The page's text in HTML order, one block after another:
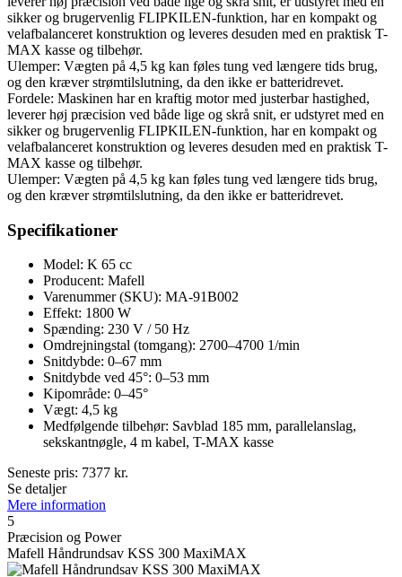
sikker og brugervenlig FLIPKILEN-funktion, har en kompakt og
velafbalanceret konstruktion og leveres desuden med en praktisk T-
MAX kasse og tilbehør.
Ulemper: Vægten på 4,5 kg kan føles tung ved længere tids brug,
og den kræver strømtilslutning, da den ikke er batteridrevet.
Fordele: Maskinen har en kraftig motor med justerbar hastighed,
leverer høj præcision ved både lige og skrå snit, er udstyret med en
sikker og brugervenlig FLIPKILEN-funktion, har en kompakt og
velafbalanceret konstruktion og leveres desuden med en praktisk T-
MAX kasse og tilbehør.
Ulemper: Vægten på 4,5 kg kan føles tung ved længere tids brug,
og den kræver strømtilslutning, da den ikke er batteridrevet.
Specifikationer
Model: K 65 cc
Producent: Mafell
Varenummer (SKU): MA-91B002
Effekt: 1800 W
Spænding: 230 V / 50 Hz
Omdrejningstal (tomgang): 2700–4700 1/min
Snitdybde: 0–67 mm
Snitdybde ved 45°: 0–53 mm
Kipområde: 0–45°
Vægt: 4,5 kg
Medfølgende tilbehør: Savblad 185 mm, parallelanslag,
sekskantnøgle, 4 m kabel, T-MAX kasse
Seneste pris: 7377 kr.
Se detaljer
Mere information
5
Præcision og Power
Mafell Håndrundsav KSS 300 MaxiMAX